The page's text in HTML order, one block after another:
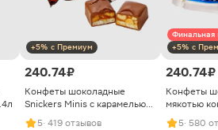
+5% с Премиум
240.74 ₽
Конфеты шоколадные
Snickers Minis с карамелью
арахисом и нугой
5· 419 отзывов
Финальная
+5% с
240.74 ₽
Конфеты
мякотью
5· 580